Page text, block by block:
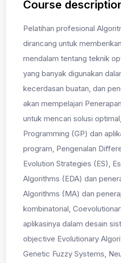
Course
Pelatihan profesional
dirancang untuk
mendalam tentang teknik
yang banyak digunakan
kecerdasan buatan, dan
akan mempelajari
untuk mencari solusi
Programming (GP) dan
program, Pengenalan
Evolution Strategies (ES),
Algorithms (EDA) dan
Algorithms (MA) dan
kombinatorial,
aplikasinya dalam desain
objective Evolutionary
Genetic Fuzzy Systems,